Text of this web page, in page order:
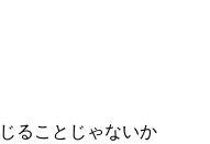
ることじゃないか